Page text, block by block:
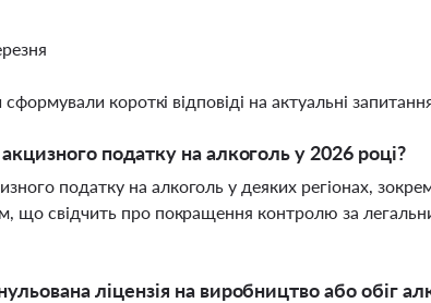
короткі відповіді на актуальні
податку на алкоголь у 2026 році?
податку на алкоголь у деяких регіонах,
що свідчить про покращення контролю за
ліцензія на виробництво або обіг